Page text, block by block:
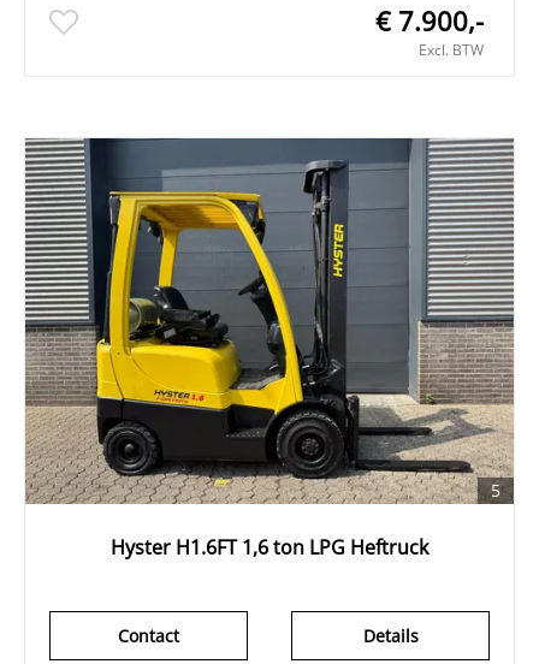
€ 7.900,-
Excl. BTW
5
Hyster H1.6FT 1,6 ton LPG Heftruck
Details
Contact